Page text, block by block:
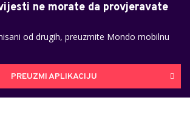
ne morate da provjeravate
od drugih, preuzmite Mondo mobilnu
PREUZMI APLIKACIJU